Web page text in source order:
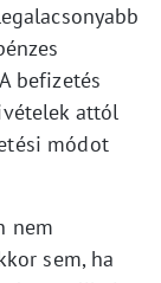
befizetés
attól
módot
nem
sem, ha